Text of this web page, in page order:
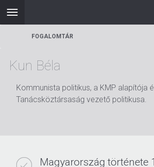
Toggle
navigation
FOGALOMTÁR
Kun Béla
Kommunista politikus, a KMP alapítója
Tanácsköztársaság vezető politikusa.
Magyarország története